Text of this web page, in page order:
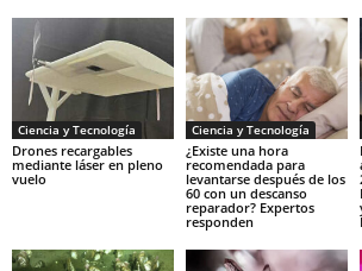
Ciencia y Tecnología
Drones recargables
mediante láser en pleno
vuelo
Ciencia y Tecnología
¿Existe una hora
recomendada para
levantarse después de los
60 con un descanso
reparador? Expertos
responden